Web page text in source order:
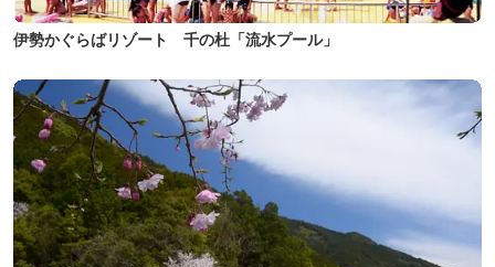
伊勢かぐらばリゾート 千の杜「流水プール」